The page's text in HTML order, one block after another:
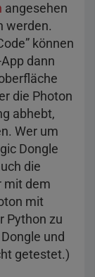
angesehen
werden.
können
dann
die Photon
abhebt,
Wer um
Dongle
die
mit dem
mit
Python zu
und
getestet.)